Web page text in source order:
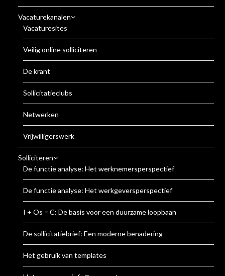
Vacaturekanalen
Vacaturesites
Veilig online solliciteren
De krant
Sollicitatieclubs
Netwerken
Vrijwilligerswerk
Solliciteren
De functie analyse: Het werknemersperspectief
De functie analyse: Het werkgeversperspectief
I + Os = C: De basis voor een duurzame loopbaan
De sollicitatiebrief: Een moderne benadering
Het gebruik van templates